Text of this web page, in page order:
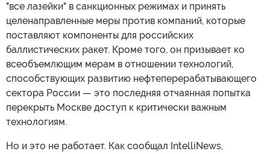
"все лазейки" в санкционных режимах и принять
целенаправленные меры против компаний, которые
поставляют компоненты для российских
баллистических ракет. Кроме того, он призывает ко
всеобъемлющим мерам в отношении технологий,
способствующих развитию нефтеперерабатывающего
сектора России — это последняя отчаянная попытка
перекрыть Москве доступ к критически важным
технологиям.
Но и это не работает. Как сообщал IntelliNews,